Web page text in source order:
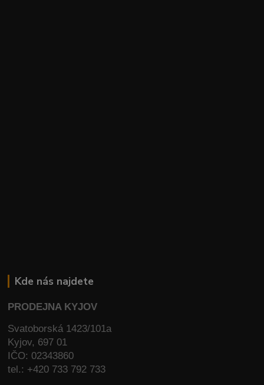
Kde nás najdete
PRODEJNA KYJOV
Svatoborská 1423/101a
Kyjov, 697 01
IČO: 02343860
tel.: +420 733 792 733